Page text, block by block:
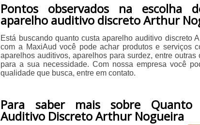
Pontos observados na escolha
aparelho auditivo discreto Arthur
Está buscando quanto custa aparelho auditivo discreto
com a MaxiAud você pode achar produtos e serviços
aparelhos auditivos, aparelhos para surdez, entre
para a sua necessidade. Com nossa empresa você
qualidade que busca, entre em contato.
Para saber mais sobre Quanto
Auditivo Discreto Arthur Nogueira